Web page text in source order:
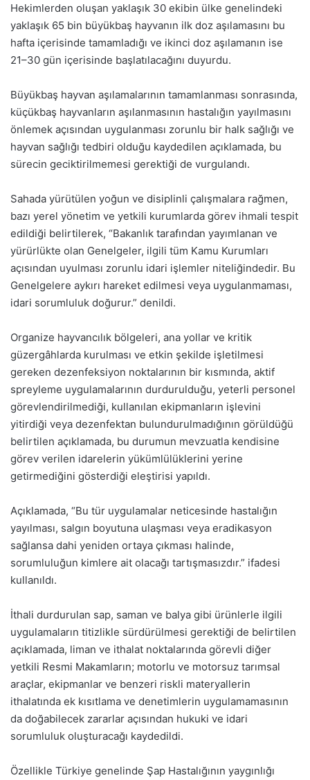
Hekimlerden oluşan yaklaşık 30 ekibin ülke genelindeki
yaklaşık 65 bin büyükbaş hayvanın ilk doz aşılamasını bu
hafta içerisinde tamamladığı ve ikinci doz aşılamanın ise
21–30 gün içerisinde başlatılacağını duyurdu.
Büyükbaş hayvan aşılamalarının tamamlanması sonrasında,
küçükbaş hayvanların aşılanmasının hastalığın yayılmasını
önlemek açısından uygulanması zorunlu bir halk sağlığı ve
hayvan sağlığı tedbiri olduğu kaydedilen açıklamada, bu
sürecin geciktirilmemesi gerektiği de vurgulandı.
Sahada yürütülen yoğun ve disiplinli çalışmalara rağmen,
bazı yerel yönetim ve yetkili kurumlarda görev ihmali tespit
edildiği belirtilerek, “Bakanlık tarafından yayımlanan ve
yürürlükte olan Genelgeler, ilgili tüm Kamu Kurumları
açısından uyulması zorunlu idari işlemler niteliğindedir. Bu
Genelgelere aykırı hareket edilmesi veya uygulanmaması,
idari sorumluluk doğurur.” denildi.
Organize hayvancılık bölgeleri, ana yollar ve kritik
güzergâhlarda kurulması ve etkin şekilde işletilmesi
gereken dezenfeksiyon noktalarının bir kısmında, aktif
spreyleme uygulamalarının durdurulduğu, yeterli personel
görevlendirilmediği, kullanılan ekipmanların işlevini
yitirdiği veya dezenfektan bulundurulmadığının görüldüğü
belirtilen açıklamada, bu durumun mevzuatla kendisine
görev verilen idarelerin yükümlülüklerini yerine
getirmediğini gösterdiği eleştirisi yapıldı.
Açıklamada, “Bu tür uygulamalar neticesinde hastalığın
yayılması, salgın boyutuna ulaşması veya eradikasyon
sağlansa dahi yeniden ortaya çıkması halinde,
sorumluluğun kimlere ait olacağı tartışmasızdır.” ifadesi
kullanıldı.
İthali durdurulan sap, saman ve balya gibi ürünlerle ilgili
uygulamaların titizlikle sürdürülmesi gerektiği de belirtilen
açıklamada, liman ve ithalat noktalarında görevli diğer
yetkili Resmi Makamların; motorlu ve motorsuz tarımsal
araçlar, ekipmanlar ve benzeri riskli materyallerin
ithalatında ek kısıtlama ve denetimlerin uygulamamasının
da doğabilecek zararlar açısından hukuki ve idari
sorumluluk oluşturacağı kaydedildi.
Özellikle Türkiye genelinde Şap Hastalığının yaygınlığı